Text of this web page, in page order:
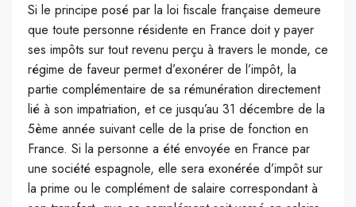
Si le principe posé par la loi fiscale française demeure
que toute personne résidente en France doit y payer
ses impôts sur tout revenu perçu à travers le monde, ce
régime de faveur permet d’exonérer de l’impôt, la
partie complémentaire de sa rémunération directement
lié à son impatriation, et ce jusqu’au 31 décembre de la
5ème année suivant celle de la prise de fonction en
France. Si la personne a été envoyée en France par
une société espagnole, elle sera exonérée d’impôt sur
la prime ou le complément de salaire correspondant à